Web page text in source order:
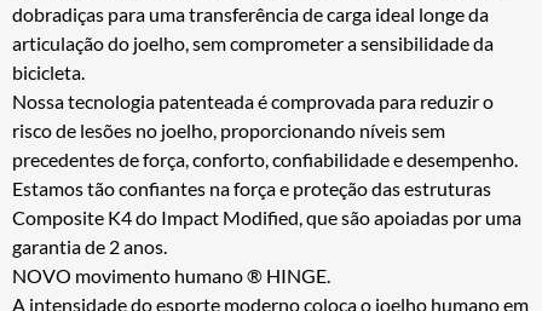
dobradiças para uma transferência de carga ideal longe da
articulação do joelho, sem comprometer a sensibilidade da
bicicleta.
Nossa tecnologia patenteada é comprovada para reduzir o
risco de lesões no joelho, proporcionando níveis sem
precedentes de força, conforto, confiabilidade e desempenho.
Estamos tão confiantes na força e proteção das estruturas
Composite K4 do Impact Modified, que são apoiadas por uma
garantia de 2 anos.
NOVO movimento humano ® HINGE.
A intensidade do esporte moderno coloca o joelho humano em